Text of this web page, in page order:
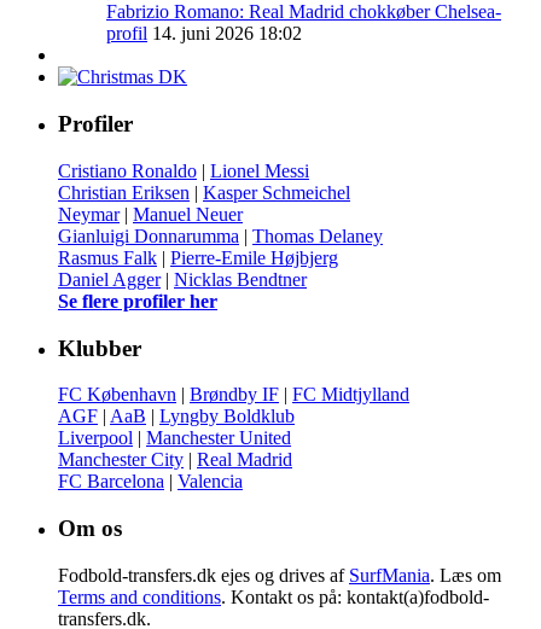
Fabrizio Romano: Real Madrid chokkøber Chelsea-
profil 14. juni 2026 18:02
Profiler
Cristiano Ronaldo | Lionel Messi
Christian Eriksen | Kasper Schmeichel
Neymar| Manuel Neuer
Gianluigi Donnarumma | Thomas Delaney
Rasmus Falk | Pierre-Emile Højbjerg
Daniel Agger| Nicklas Bendtner
Se flere profiler her
Klubber
FC København | Brøndby IF | FC Midtjylland
AGF | AaB | Lyngby Boldklub
Liverpool | Manchester United
Manchester City | Real Madrid
FC Barcelona | Valencia
Om os
Fodbold-transfers.dk ejes og drives af SurfMania. Læs om
Terms and conditions. Kontakt os på: kontakt(a)fodbold-
transfers.dk.